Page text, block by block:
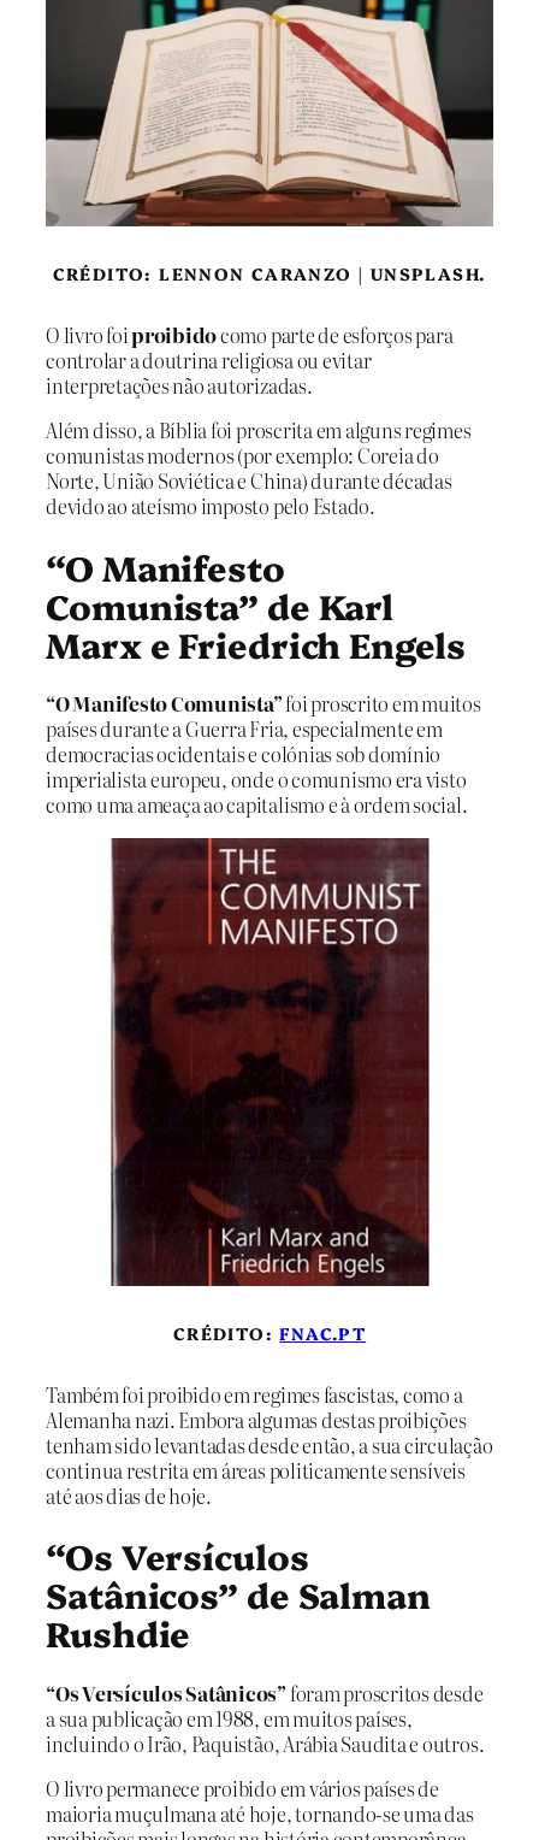
CRÉDITO: LENNON CARANZO | UNSPLASH.
O livro foiproibidocomo parte de esforços para
controlar a doutrina religiosa ou evitar
interpretações não autorizadas.
Além disso, a Bíblia foi proscrita em alguns regimes
comunistas modernos (por exemplo: Coreia do
Norte, União Soviética e China) durante décadas
devido ao ateísmo imposto pelo Estado.
“O Manifesto
Comunista” de Karl
Marx e Friedrich Engels
“O Manifesto Comunista”foi proscrito em muitos
países durante a Guerra Fria, especialmente em
democracias ocidentais e colónias sob domínio
imperialista europeu, onde o comunismo era visto
como uma ameaça ao capitalismo e à ordem social.
CRÉDITO:FNAC.PT
Também foi proibido em regimes fascistas, como a
Alemanha nazi. Embora algumas destas proibições
tenham sido levantadas desde então, a sua circulação
continua restrita em áreas politicamente sensíveis
até aos dias de hoje.
“Os Versículos
Satânicos” de Salman
Rushdie
“Os Versículos Satânicos” foram proscritos desde
a sua publicação em 1988, em muitos países,
incluindo o Irão, Paquistão, Arábia Saudita e outros.
O livro permanece proibido em vários países de
maioria muçulmana até hoje, tornando-se uma das